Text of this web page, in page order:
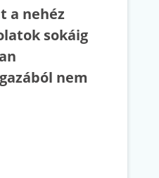
a nehéz
sokáig
nem